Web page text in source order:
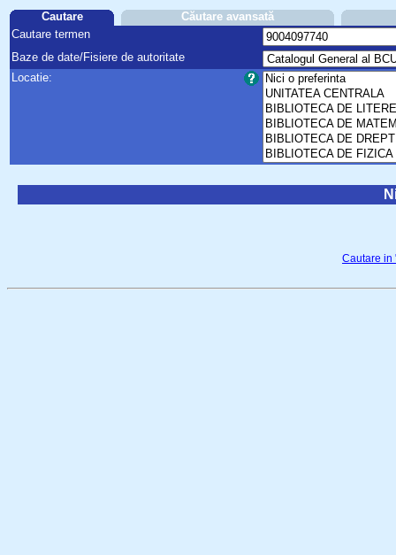
Cautare
Căutare avansată
Cautare termen
Baze de date/Fisiere de autoritate
Locatie:
Cautare in